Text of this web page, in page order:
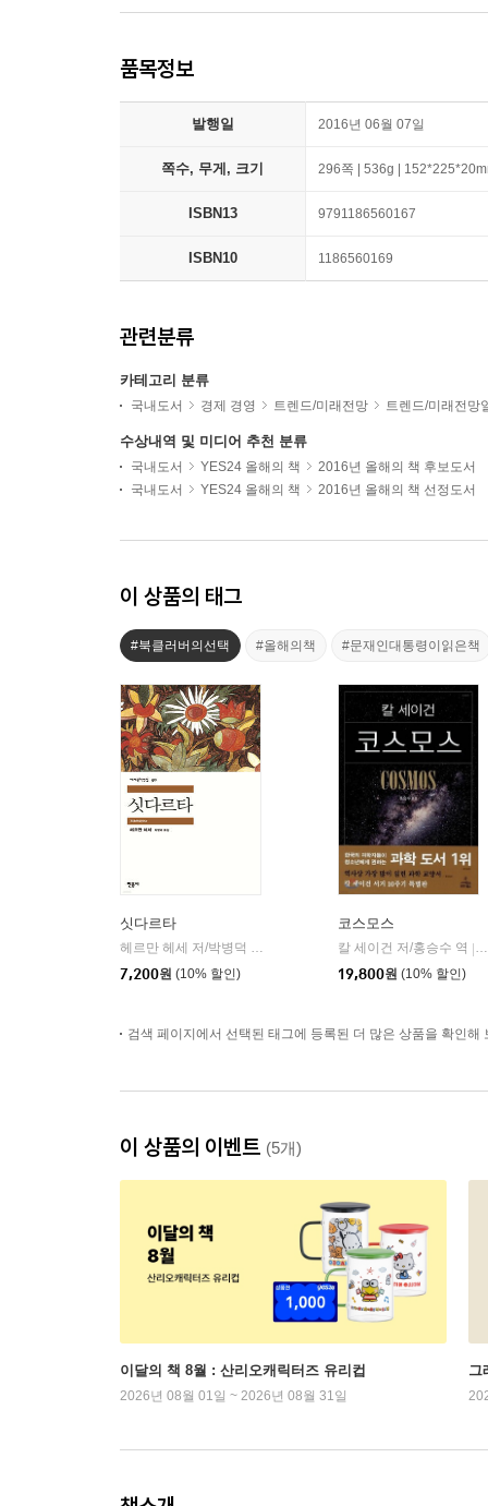
품목정보
발행일 2016년 06월 07일
쪽수, 무게, 크기 296쪽 | 536g |
ISBN13 9791186560167
ISBN10 1186560169
관련분류
카테고리 분류
국내도서 경제 경영 트렌드/미래전망 트렌드/미래전망
수상내역 및 미디어 추천 분류
국내도서 YES24 올해의 책
2016년 올해의 책 후보도서
국내도서
YES24 올해의 책 2016년 올해의 책 선정도서
이 상품의 태그
#북클러버의선택 #올해의책 #문재인대통령이읽은책
싯다르타
헤르만 헤세 저/박병덕 역
7,200원 (10% 할인)
코스모스
칼 세이건 저/홍승수 역
19,800원 (10% 할인)
검색 페이지에서 선택된 태그에 등록된 더 많은 상품을 확인해
이 상품의 이벤트 (5개)
이달의 책 8월 : 산리오캐릭터즈 유리컵
2026년 08월 01일 ~ 2026년 08월 31일
그